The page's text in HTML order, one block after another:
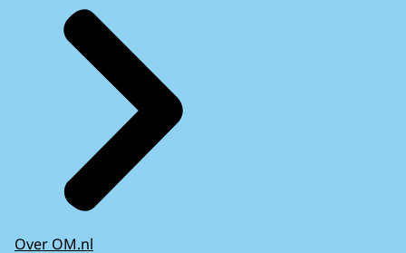
Over OM.nl